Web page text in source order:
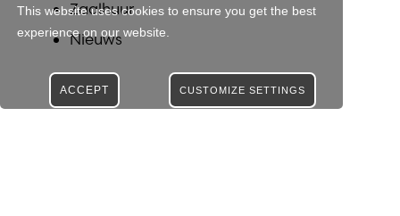
This website uses cookies to ensure you get the best
experience on our website.
CUSTOMIZE SETTINGS
ACCEPT
Zaalhuur
Nieuws